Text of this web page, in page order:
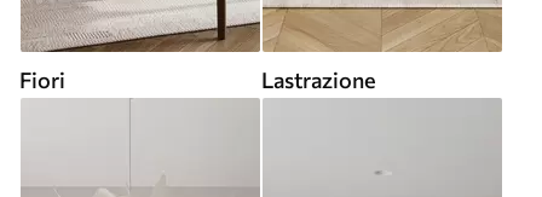
Fiori Lastrazione